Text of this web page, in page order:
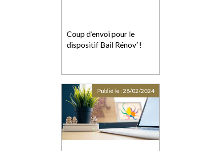
Coup d’envoi pour le
dispositif Bail Rénov’ !
Publié le :28/02/2024